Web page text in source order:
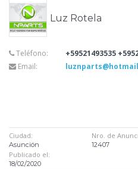
Luz Rotela
Teléfono:
+59521493535
Email:
Ciudad:
Asunción
Nro. de
12407
Publicado el:
18/02/2020